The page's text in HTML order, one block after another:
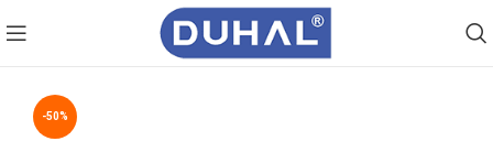
-50%